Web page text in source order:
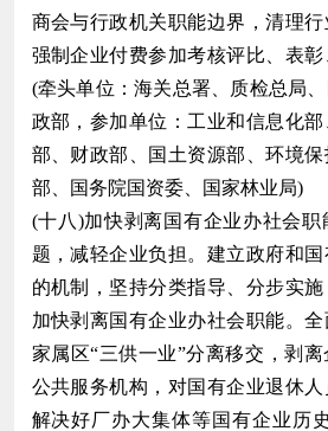
商会与行政机关职能边界，清理
强制企业付费参加考核评比、表彰
(牵头单位：海关总署、质检总局
政部，参加单位：工业和信息化
部、财政部、国土资源部、环境
部、国务院国资委、国家林业局)
(十八)加快剥离国有企业办社会职
题，减轻企业负担。建立政府和
的机制，坚持分类指导、分步实施
加快剥离国有企业办社会职能。
家属区“三供一业”分离移交，剥
公共服务机构，对国有企业退休人
解决好厂办大集体等国有企业历